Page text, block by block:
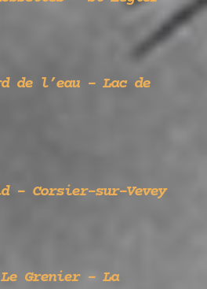
de l’eau – Lac de
– Corsier-sur-Vevey
Le Grenier – La